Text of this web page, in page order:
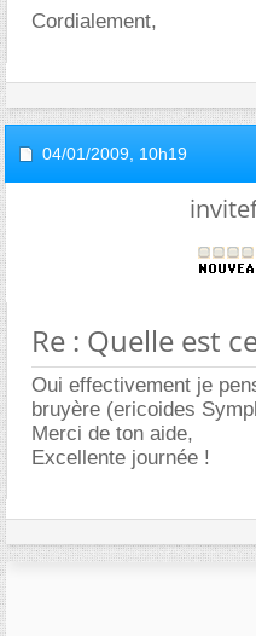
Cordialement,
04/01/2009, 10h19
Re : Quelle est
Oui effectivement je
bruyère (ericoides
Merci de ton aide,
Excellente journée !